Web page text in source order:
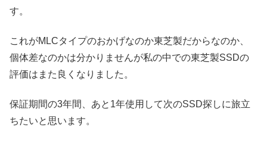
す。
これがMLCタイプのおかげなのか東芝製だからなのか、
個体差なのかは分かりませんが私の中での東芝製SSDの
評価はまた良くなりました。
保証期間の3年間、あと1年使用して次のSSD探しに旅立
ちたいと思います。